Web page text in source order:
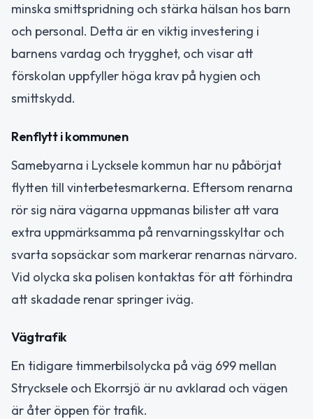
minska smittspridning och stärka hälsan hos barn
och personal. Detta är en viktig investering i
barnens vardag och trygghet, och visar att
förskolan uppfyller höga krav på hygien och
smittskydd.
Renflytt i kommunen
Samebyarna i Lycksele kommun har nu påbörjat
flytten till vinterbetesmarkerna. Eftersom renarna
rör sig nära vägarna uppmanas bilister att vara
extra uppmärksamma på renvarningsskyltar och
svarta sopsäckar som markerar renarnas närvaro.
Vid olycka ska polisen kontaktas för att förhindra
att skadade renar springer iväg.
Vägtrafik
En tidigare timmerbilsolycka på väg 699 mellan
Strycksele och Ekorrsjö är nu avklarad och vägen
är åter öppen för trafik.